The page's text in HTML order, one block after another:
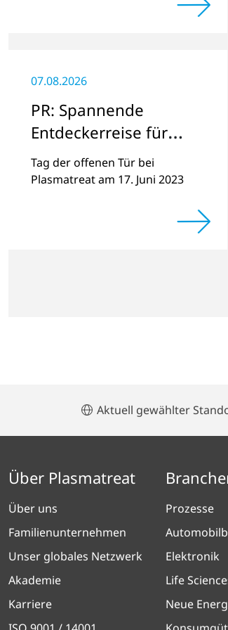
Portuguese region for various
07.08.2026
PR: Spannende
Entdeckerreise für
Groß und Klein durch
die faszinierende Welt
Tag der offenen Tür bei
Plasmatreat am 17. Juni 2023
Aktuell gewählter
Über Plasmatreat
Über uns
Familienunternehmen
Unser globales Netzwerk
Akademie
Karriere
Prozesse
Elektronik
Life
Neue